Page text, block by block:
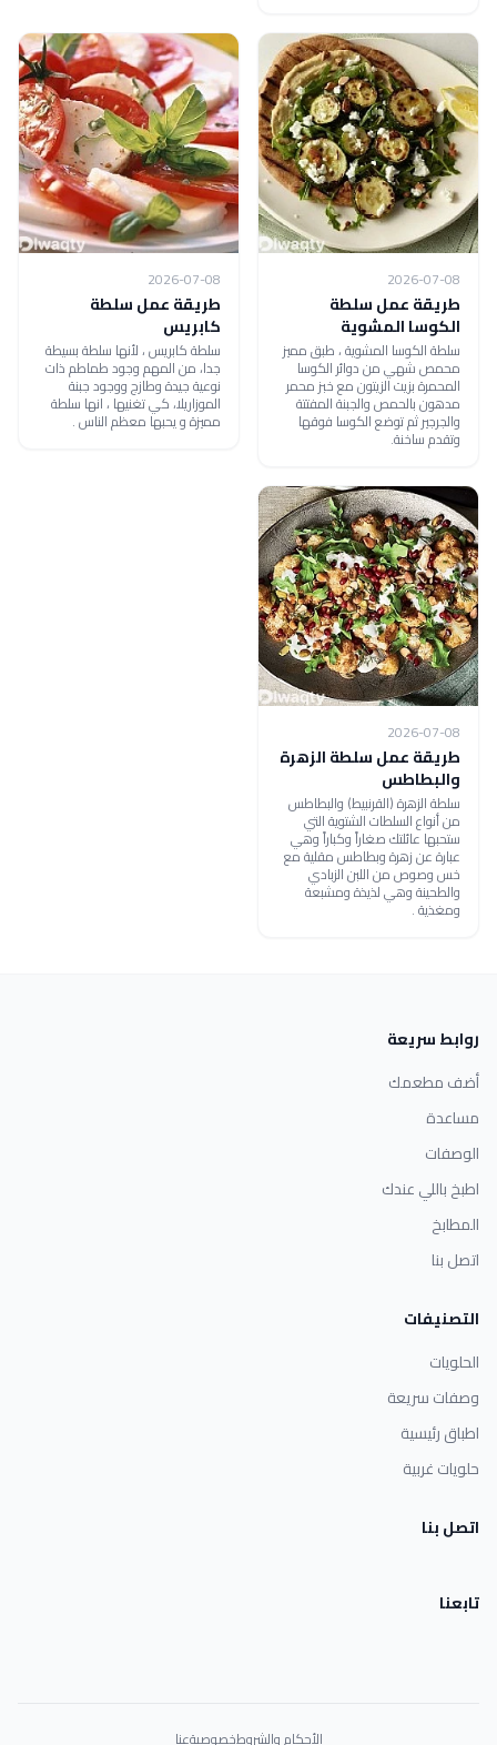
2026-07-08
طريقة عمل سلطة
الكوسا المشوية
سلطة الكوسا المشوية ، طبق مميز
محمص شهي من دوائر الكوسا
المحمرة بزيت الزيتون مع خبز محمر
مدهون بالحمص والجبنة المفتتة
والجرجير ثم توضع الكوسا فوقها
وتقدم ساخنة.
2026-07-08
طريقة عمل سلطة
كابريس
سلطة كابريس ، لأنها سلطة بسيطة
جدا، من المهم وجود طماطم ذات
نوعية جيدة وطازج ووجود جبنة
الموزاريلا، كي تغنيها ، انها سلطة
مميزة و يحبها معظم الناس .
2026-07-08
طريقة عمل سلطة الزهرة
والبطاطس
سلطة الزهرة (القرنبيط) والبطاطس
من أنواع السلطات الشتوية التي
ستحبها عائلتك صغاراً وكباراً وهي
عبارة عن زهرة وبطاطس مقلية مع
خس وصوص من اللبن الزبادي
والطحينة وهي لذيذة ومشبعة
ومغذية .
روابط سريعة
أضف مطعمك
مساعدة
الوصفات
اطبخ باللي عندك
المطابخ
اتصل بنا
التصنيفات
الحلويات
وصفات سريعة
اطباق رئيسية
حلويات غربية
اتصل بنا
تابعنا
الأحكام والشروطخصوصيةعنا